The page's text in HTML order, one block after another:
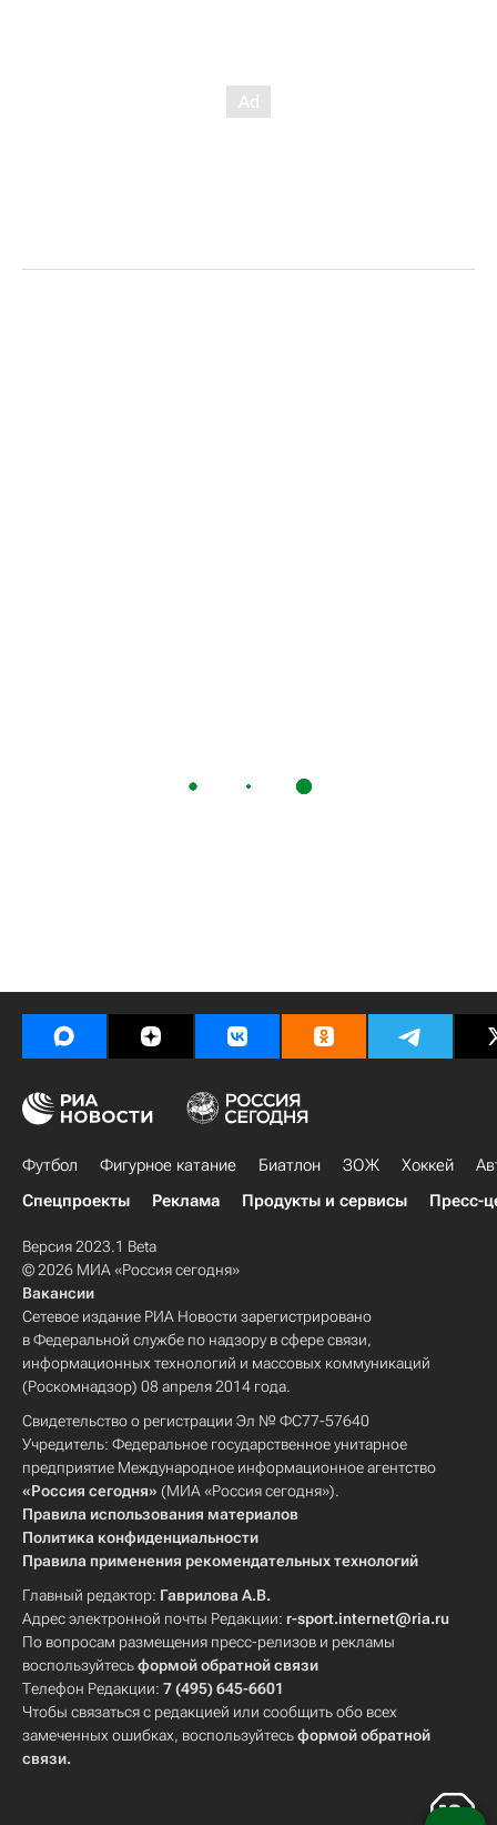
Футбол Фигурное катание Биатлон ЗОЖ Хоккей
Спецпроекты
Реклама Продукты и сервисы Пресс-
Версия 2023.1 Beta
© 2026 МИА «Россия сегодня»
Вакансии
Сетевое издание РИА Новости зарегистрировано
в Федеральной службе по надзору в сфере связи,
информационных технологий и массовых коммуникаций
(Роскомнадзор) 08 апреля 2014 года.
Свидетельство о регистрации Эл № ФС77-57640
Учредитель: Федеральное государственное унитарное
предприятие Международное информационное агентство
«Россия сегодня» (МИА «Россия сегодня»).
Правила использования материалов
Политика конфиденциальности
Правила применения рекомендательных технологий
Главный редактор: Гаврилова А.В.
Адрес электронной почты Редакции: r-sport.internet@ria.ru
По вопросам размещения пресс-релизов и рекламы
воспользуйтесьформой обратной связи
Телефон Редакции: 7 (495) 645-6601
Чтобы связаться с редакцией или сообщить обо всех
замеченных ошибках, воспользуйтесьформой обратной
связи.